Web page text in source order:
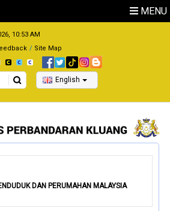
MENU
10:53 AM
Site Map
English
DAN PERUMAHAN MALAYSIA